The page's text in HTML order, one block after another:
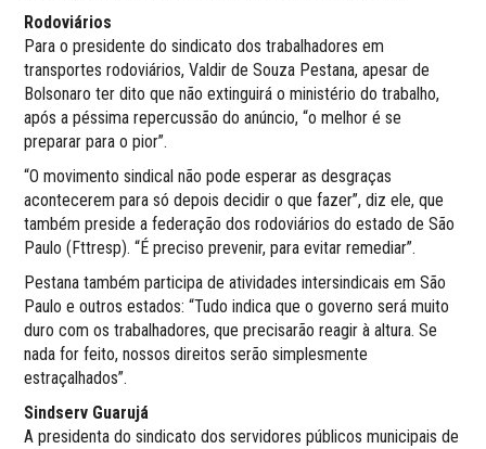
Rodoviários
Para o presidente do sindicato dos trabalhadores em
transportes rodoviários, Valdir de Souza Pestana, apesar de
Bolsonaro ter dito que não extinguirá o ministério do trabalho,
após a péssima repercussão do anúncio, “o melhor é se
preparar para o pior”.
“O movimento sindical não pode esperar as desgraças
acontecerem para só depois decidir o que fazer”, diz ele, que
também preside a federação dos rodoviários do estado de São
Paulo (Fttresp). “É preciso prevenir, para evitar remediar”.
Pestana também participa de atividades intersindicais em São
Paulo e outros estados: “Tudo indica que o governo será muito
duro com os trabalhadores, que precisarão reagir à altura. Se
nada for feito, nossos direitos serão simplesmente
estraçalhados”.
Sindserv Guarujá
A presidenta do sindicato dos servidores públicos municipais de